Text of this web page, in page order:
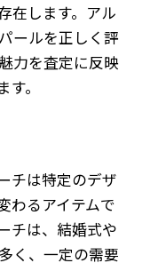
在します。アル
ールを正しく評
力を査定に反映
。
チは特定のデザ
わるアイテムで
チは、結婚式や
く、一定の需要